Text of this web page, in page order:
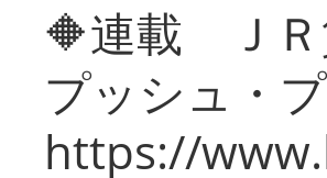
🔶連載 Ｊ
プッシュ・
https://